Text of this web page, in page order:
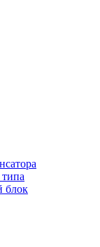
блок